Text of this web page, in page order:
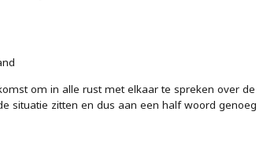
om in alle rust met elkaar te spreken over de
situatie zitten en dus aan een half woord genoeg